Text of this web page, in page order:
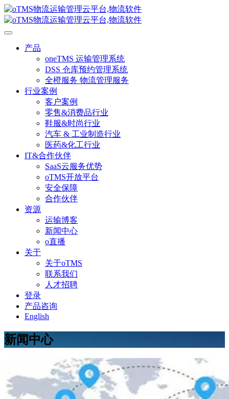
产品
oneTMS 运输管理系统
DSS 仓库预约管理系统
全橙服务 物流管理服务
行业案例
客户案例
零售&消费品行业
鞋服&时尚行业
汽车 & 工业制造行业
医药&化工行业
IT&合作伙伴
SaaS云服务优势
oTMS开放平台
安全保障
合作伙伴
资源
运输博客
新闻中心
o直播
关于
关于oTMS
联系我们
人才招聘
登录
产品咨询
English
新闻中心